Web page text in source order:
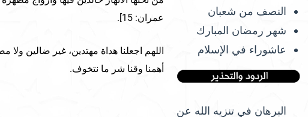
النصف من شعبان
شهر رمضان المبارك
عاشوراء في الإسلام
البرهان في تنزيه الله عن
عمران: 15].
اللهم اجعلنا هداة مهتدين، غير ضالين ولا
أهمنا وقنا شر ما نتخوف.